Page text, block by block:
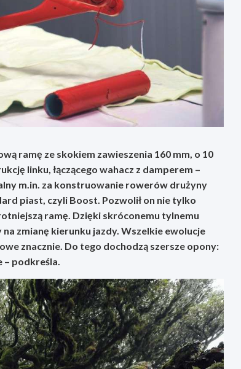
ramę ze skokiem zawieszenia 160 mm, o 10
linku, łączącego wahacz z damperem –
m.in. za konstruowanie rowerów drużyny
piast, czyli Boost. Pozwolił on nie tylko
ramę. Dzięki skróconemu tylnemu
zmianę kierunku jazdy. Wszelkie ewolucje
znacznie. Do tego dochodzą szersze opony:
– podkreśla.